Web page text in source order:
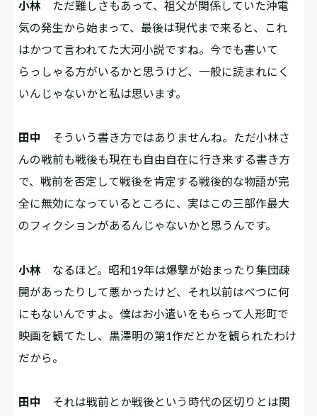
小林 ただ難しさもあって、祖父が関係していた沖電
気の発生から始まって、最後は現代まで来ると、これ
はかつて言われてた大河小説ですね。今でも書いて
らっしゃる方がいるかと思うけど、一般に読まれにく
いんじゃないかと私は思います。
田中
そういう書き方ではありませんね。ただ小林さ
んの戦前も戦後も現在も自由自在に行き来する書き方
で、戦前を否定して戦後を肯定する戦後的な物語が完
全に無効になっているところに、実はこの三部作最大
のフィクションがあるんじゃないかと思うんです。
小林 なるほど。昭和19年は爆撃が始まったり集団疎
開があったりして悪かったけど、それ以前はべつに何
にもないんですよ。僕はお小遣いをもらって人形町で
映画を観てたし、黒澤明の第1作だとかを観られたわけ
だから。
田中
それは戦前とか戦後という時代の区切りとは関